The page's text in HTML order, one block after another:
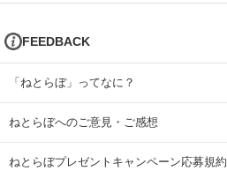
FEEDBACK
「ねとらぼ」ってなに？
ねとらぼへのご意見・ご感想
ねとらぼプレゼントキャンペーン応募規約